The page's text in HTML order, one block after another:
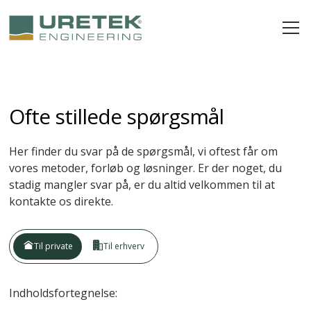
Ofte stillede spørgsmål
Her finder du svar på de spørgsmål, vi oftest får om
vores metoder, forløb og løsninger. Er der noget, du
stadig mangler svar på, er du altid velkommen til at
kontakte os direkte.
Til private Til erhverv
Indholdsfortegnelse: